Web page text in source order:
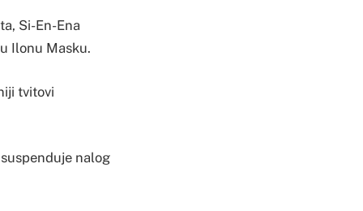
Si-En-Ena
Ilonu Masku.
tvitovi
nalog